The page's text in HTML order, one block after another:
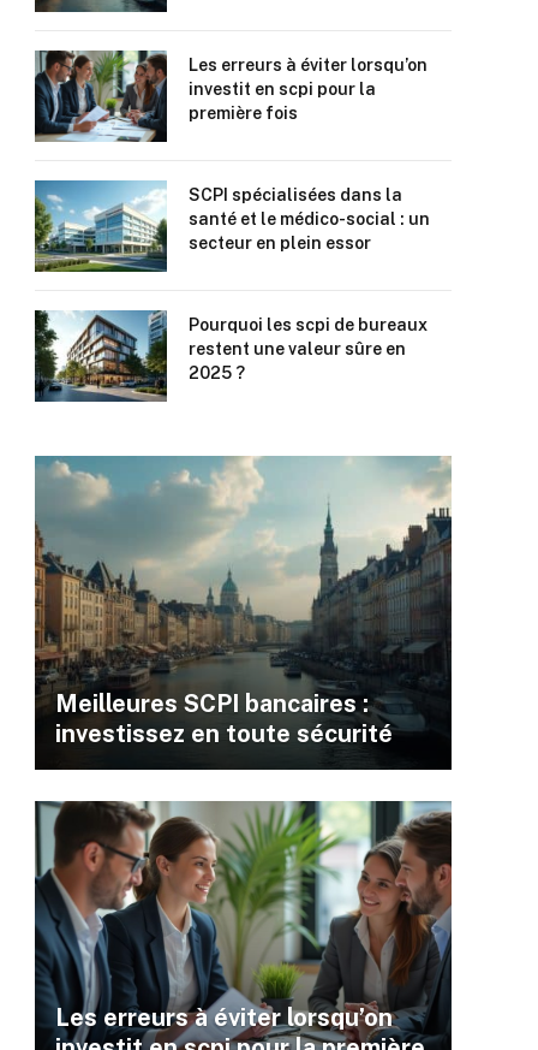
Les erreurs à éviter lorsqu’on
investit en scpi pour la
première fois
SCPI spécialisées dans la
santé et le médico-social : un
secteur en plein essor
Pourquoi les scpi de bureaux
restent une valeur sûre en
2025 ?
Meilleures SCPI bancaires :
investissez en toute sécurité
Les erreurs à éviter lorsqu’on